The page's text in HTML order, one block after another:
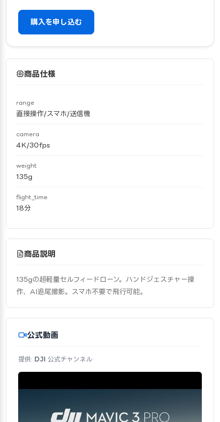
購入を申し込む
商品仕様
range
直接操作/スマホ/送信機
camera
4K/30fps
weight
135g
flight_time
18分
商品説明
135gの超軽量セルフィードローン。ハンドジェスチャー操
作、AI追尾撮影。スマホ不要で飛行可能。
公式動画
提供: DJI 公式チャンネル